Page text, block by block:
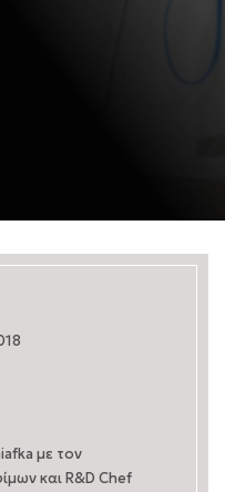
με τον
και R&D Chef